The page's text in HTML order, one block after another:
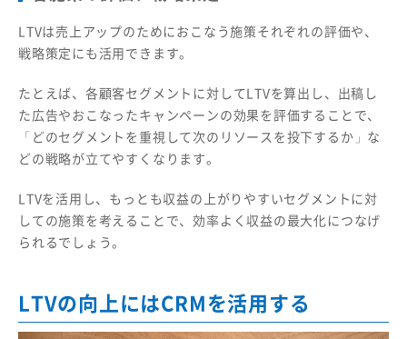
LTVは売上アップのためにおこなう施策それぞれの評価や、
戦略策定にも活用できます。
たとえば、各顧客セグメントに対してLTVを算出し、出稿し
た広告やおこなったキャンペーンの効果を評価することで、
「どのセグメントを重視して次のリソースを投下するか」な
どの戦略が立てやすくなります。
LTVを活用し、もっとも収益の上がりやすいセグメントに対
しての施策を考えることで、効率よく収益の最大化につなげ
られるでしょう。
LTVの向上にはCRMを活用する